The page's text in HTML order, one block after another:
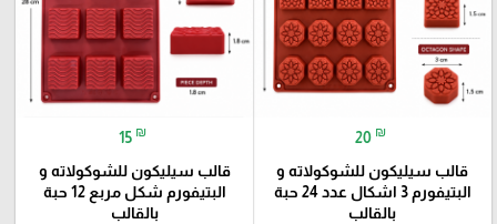
20 ₪
قالب سيليكون للشوكولاته و
البتيفورم 3 اشكال عدد 24 حبة
بالقالب
15 ₪
قالب سيليكون للشوكولاته و
البتيفورم شكل مربع 12 حبة
بالقالب